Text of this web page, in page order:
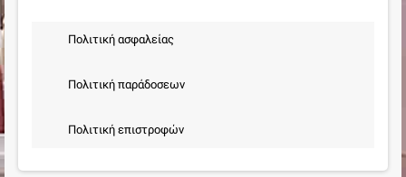
Πολιτική ασφαλείας
Πολιτική παράδοσεων
Πολιτική επιστροφών